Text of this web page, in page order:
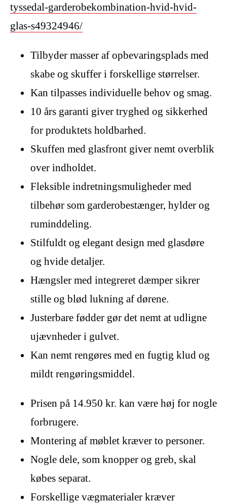
tyssedal-garderobekombination-hvid-hvid-
glas-s49324946/
Tilbyder masser af opbevaringsplads med
skabe og skuffer i forskellige størrelser.
Kan tilpasses individuelle behov og smag.
10 års garanti giver tryghed og sikkerhed
for produktets holdbarhed.
Skuffen med glasfront giver nemt overblik
over indholdet.
Fleksible indretningsmuligheder med
tilbehør som garderobestænger, hylder og
ruminddeling.
Stilfuldt og elegant design med glasdøre
og hvide detaljer.
Hængsler med integreret dæmper sikrer
stille og blød lukning af dørene.
Justerbare fødder gør det nemt at udligne
ujævnheder i gulvet.
Kan nemt rengøres med en fugtig klud og
mildt rengøringsmiddel.
Prisen på 14.950 kr. kan være høj for nogle
forbrugere.
Montering af møblet kræver to personer.
Nogle dele, som knopper og greb, skal
købes separat.
Forskellige vægmaterialer kræver